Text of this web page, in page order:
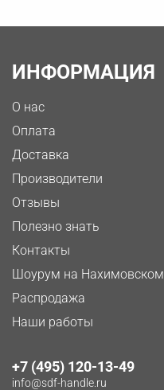
ИНФОРМАЦИЯ
О нас
Оплата
Доставка
Производители
Отзывы
Полезно знать
Контакты
Шоурум на Нахимовском
Распродажа
Наши работы
+7 (495) 120-13-49
info@sdf-handle.ru